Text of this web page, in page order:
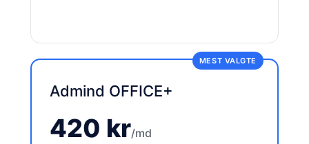
Admind OFFICE+
420 kr/md